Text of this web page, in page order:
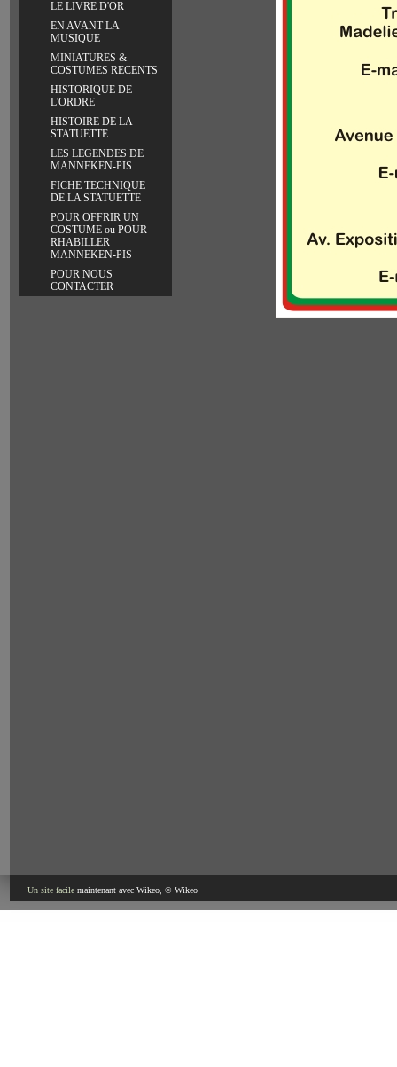
LE LIVRE D'OR
EN AVANT LA
MUSIQUE
MINIATURES &
COSTUMES RECENTS
HISTORIQUE DE
L'ORDRE
HISTOIRE DE LA
STATUETTE
LES LEGENDES DE
MANNEKEN-PIS
FICHE TECHNIQUE
DE LA STATUETTE
POUR OFFRIR UN
COSTUME ou POUR
RHABILLER
MANNEKEN-PIS
POUR NOUS
CONTACTER
Un site facile maintenant avec Wikeo, © Wikeo